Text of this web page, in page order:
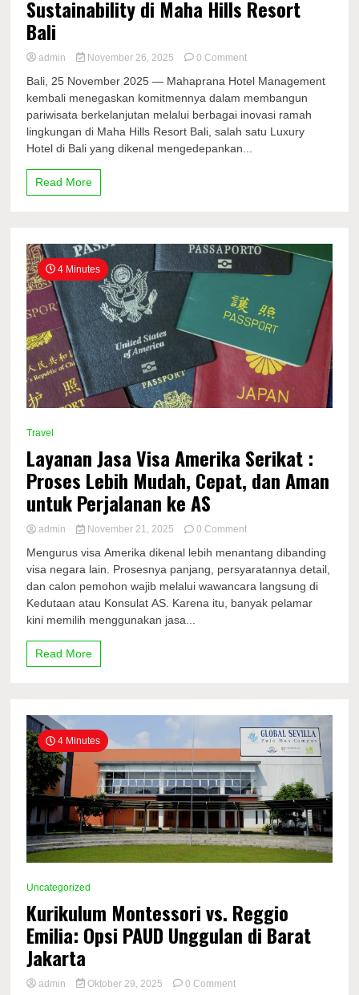
Sustainability di Maha Hills Resort
Bali
admin November 26, 2025 0 Commenton
Hotel
Management
Tegaskan
Komitmen
Bali, 25 November 2025 — Mahaprana Hotel Management
kembali menegaskan komitmennya dalam membangun
pariwisata berkelanjutan melalui berbagai inovasi ramah
lingkungan di Maha Hills Resort Bali, salah satu Luxury
Hotel di Bali yang dikenal mengedepankan...
Read More
4 Minutes
Travel
Layanan Jasa Visa Amerika Serikat :
Proses Lebih Mudah, Cepat, dan Aman
untuk Perjalanan ke AS
admin November 21, 2025 0 Commenton
Jasa
Visa
Amerika
Serikat
untuk
Perjalanan
ke
AS
Mengurus visa Amerika dikenal lebih menantang dibanding
visa negara lain. Prosesnya panjang, persyaratannya detail,
dan calon pemohon wajib melalui wawancara langsung di
Kedutaan atau Konsulat AS. Karena itu, banyak pelamar
kini memilih menggunakan jasa...
Read More
4 Minutes
Uncategorized
Kurikulum Montessori vs. Reggio
Emilia: Opsi PAUD Unggulan di Barat
Jakarta
admin Oktober 29, 2025 0 Commenton